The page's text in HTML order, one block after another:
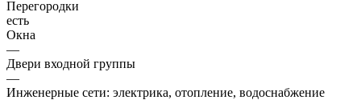
Перегородки
есть
Окна
—
Двери входной группы
—
Инженерные сети: электрика, отопление, водоснабжение